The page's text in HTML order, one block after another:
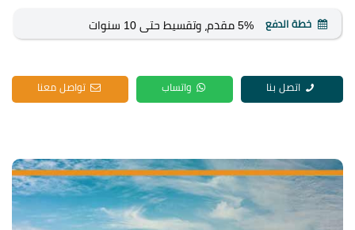
خطة الدفع 5% مقدم، وتقسيط حتى 10 سنوات
اتصل بنا واتساب تواصل معنا